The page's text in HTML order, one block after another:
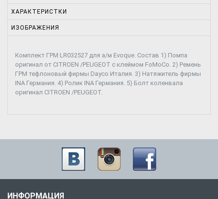
ХАРАКТЕРИСТКИ
ИЗОБРАЖЕНИЯ
Комплект ГРМ LR032527 для а/м Evoque. Состав 1) Помпа
оригинал от CITROEN /PEUGEOT с клеймом FoMoCo. 2) Ремень
ГРМ тефлоновый фирмы Dayco Италия. 3) Натяжитель фирмы
INA Германия. 4) Ролик INA Германия. 5) Болт коленвала
оригинал CITROEN /PEUGEOT.
ИНФОРМАЦИЯ